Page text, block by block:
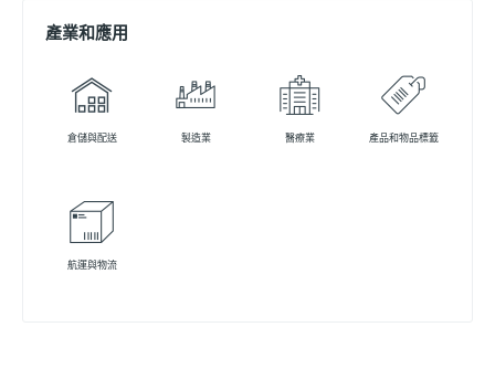
產業和應用
倉儲與配送 製造業 醫療業 產品和物品標籤
航運與物流